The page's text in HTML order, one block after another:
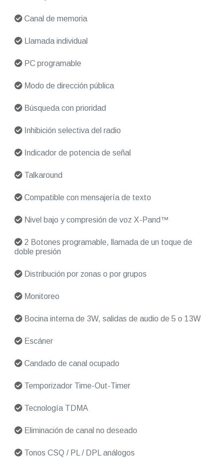
Canal de memoria
Llamada individual
PC programable
Modo de dirección pública
Búsqueda con prioridad
Inhibición selectiva del radio
Indicador de potencia de señal
Talkaround
Compatible con mensajería de texto
Nivel bajo y compresión de voz X-Pand™
2 Botones programable, llamada de un toque de
doble presión
Distribución por zonas o por grupos
Monitoreo
Bocina interna de 3W, salidas de audio de 5 o 13W
Escáner
Candado de canal ocupado
Temporizador Time-Out-Timer
Tecnología TDMA
Eliminación de canal no deseado
Tonos CSQ / PL / DPL análogos